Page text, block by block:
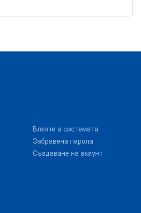
Влезте в системата
Забравена парола
Създаване на акаунт